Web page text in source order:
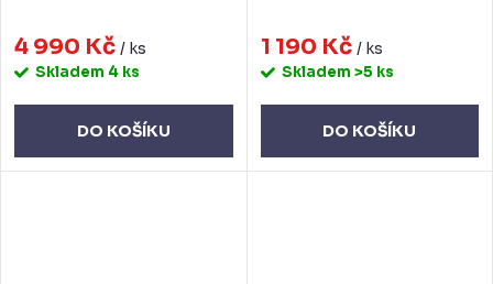
4 990 Kč / ks
Skladem 4 ks
DO KOŠÍKU
1 190 Kč / ks
Skladem >5 ks
DO KOŠÍKU